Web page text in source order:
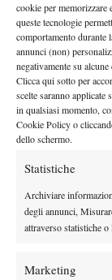
cookie per memorizzare
queste tecnologie
comportamento
annunci (non)
negativamente su
Clicca qui sotto per
scelte saranno
in qualsiasi momento,
Cookie Policy o
dello schermo.
Statistiche
Archiviare
degli annunci,
attraverso statistiche
Marketing
che ho molte
del mio dritto.
Chiaramente
e a lavorarci su.
che
Non sono
spero che il
Devo rimanere
Come ho detto
massimo–
succedendo che
sicuramente,